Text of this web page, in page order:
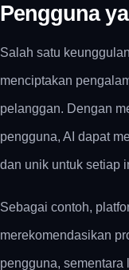
Pengguna
Salah satu
menciptakan
pelanggan. Dengan
pengguna, AI dapat
dan unik untuk setiap
Sebagai contoh,
merekomendasikan
pengguna, sementara